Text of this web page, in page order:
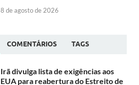
8 de agosto de 2026
COMENTÁRIOS TAGS
Irã divulga lista de exigências aos
EUA para reabertura do Estreito de